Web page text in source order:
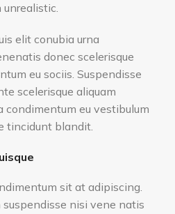
elit conubia urna
donec scelerisque
eu sociis. Suspendisse
scelerisque aliquam
condimentum eu vestibulum
tincidunt blandit.
sit at adipiscing.
nisi vene natis